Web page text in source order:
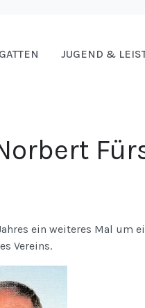
JUGEND &
ein weiteres Mal um
Vereins.